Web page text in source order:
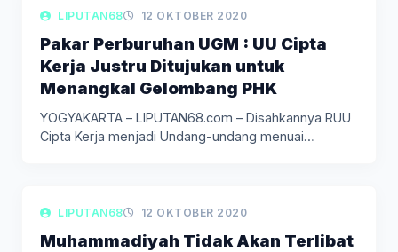
LIPUTAN BERITA
LIPUTAN68 12 OKTOBER 2020
Pakar Perburuhan UGM : UU Cipta
Kerja Justru Ditujukan untuk
Menangkal Gelombang PHK
YOGYAKARTA – LIPUTAN68.com – Disahkannya RUU
Cipta Kerja menjadi Undang-undang menuai
LIPUTAN BERITA
LIPUTAN68 12 OKTOBER 2020
Muhammadiyah Tidak Akan Terlibat